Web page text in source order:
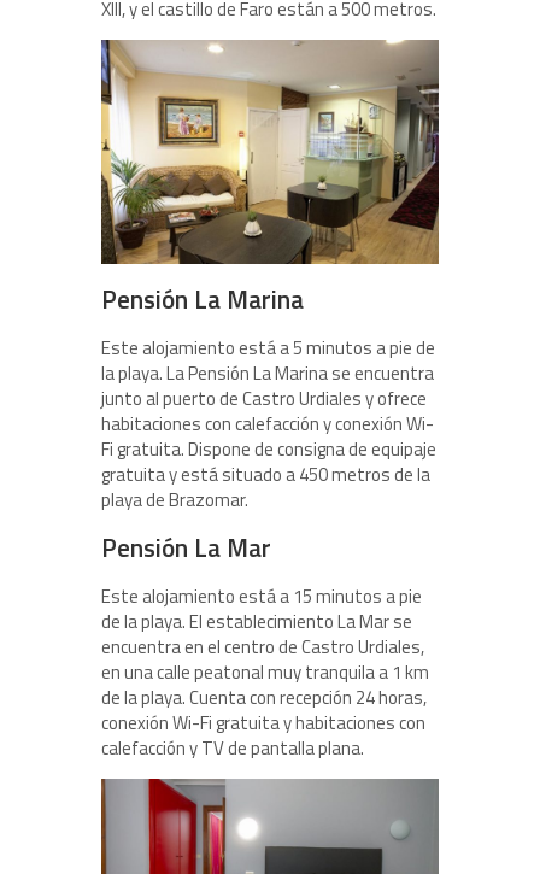
XIII, y el castillo de Faro están a 500 metros.
Pensión La Marina
Este alojamiento está a 5 minutos a pie de
la playa. La Pensión La Marina se encuentra
junto al puerto de Castro Urdiales y ofrece
habitaciones con calefacción y conexión Wi-
Fi gratuita. Dispone de consigna de equipaje
gratuita y está situado a 450 metros de la
playa de Brazomar.
Pensión La Mar
Este alojamiento está a 15 minutos a pie
de la playa. El establecimiento La Mar se
encuentra en el centro de Castro Urdiales,
en una calle peatonal muy tranquila a 1 km
de la playa. Cuenta con recepción 24 horas,
conexión Wi-Fi gratuita y habitaciones con
calefacción y TV de pantalla plana.